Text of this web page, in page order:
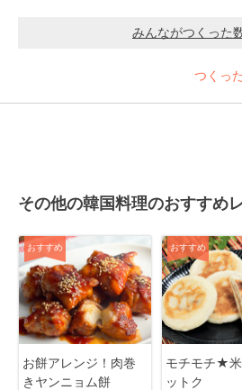
みんながつくった
つくっ
その他の韓国料理のおすすめ
おすすめ
お餅アレンジ！肉巻
きヤンニョム餅
おすすめ
モチモチ★
ットク